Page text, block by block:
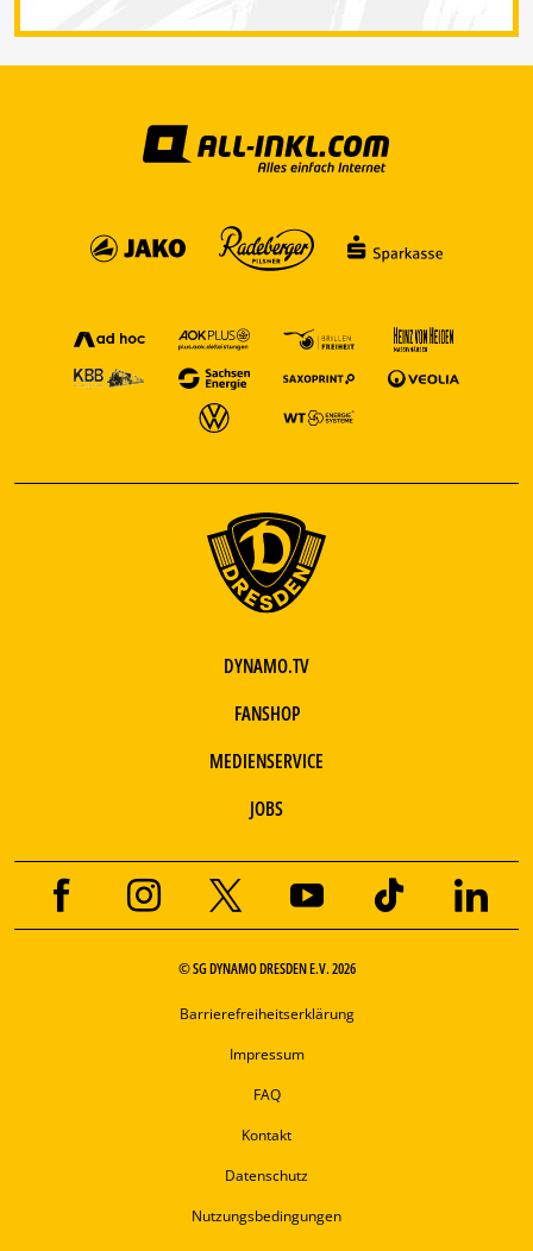
DYNAMO.TV
FANSHOP
MEDIENSERVICE
JOBS
© SG DYNAMO DRESDEN E.V. 2026
Barrierefreiheitserklärung
Impressum
FAQ
Kontakt
Datenschutz
Nutzungsbedingungen